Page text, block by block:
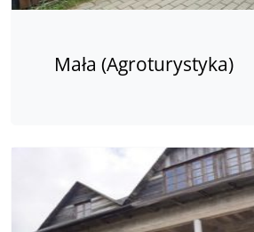
Mała (Agroturystyka)